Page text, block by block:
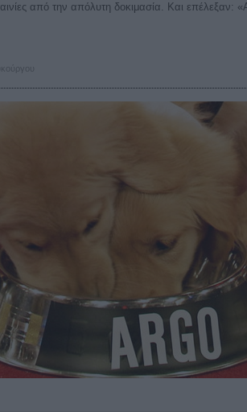
από την απόλυτη δοκιμασία. Και επέλεξαν: